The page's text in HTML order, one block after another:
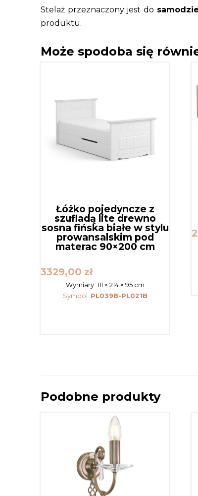
Stelaż przeznaczony jest do
produktu.
Może spodoba się
Łóżko pojedyncze z
szufladą lite drewno
sosna fińska białe w stylu
prowansalskim pod
materac 90×200 cm
3329,00 zł
Wymiary: 111 × 214 × 95 cm
Symbol: PL039B-PL021B
Podobne produkty